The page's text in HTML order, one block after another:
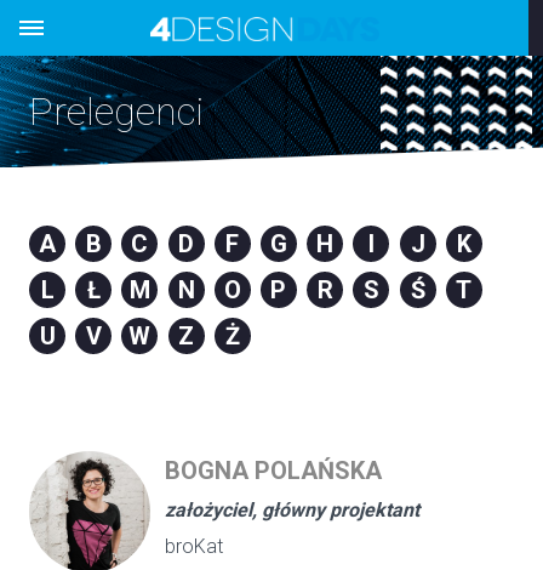
Prelegenci
A B C D F G H I J
K
L
Ł M N O P R S Ś
T
U
V W Z Ż
BOGNA POLAŃSKA
założyciel, główny projektant
broKat